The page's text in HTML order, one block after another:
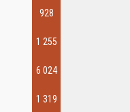
928
1 255
6 024
1 319